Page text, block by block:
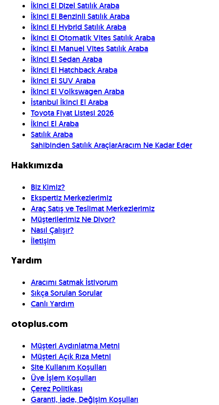
İkinci El Dizel Satılık Araba
İkinci El Benzinli Satılık Araba
İkinci El Hybrid Satılık Araba
İkinci El Otomatik Vites Satılık Araba
İkinci El Manuel Vites Satılık Araba
İkinci El Sedan Araba
İkinci El Hatchback Araba
İkinci El SUV Araba
İkinci El Volkswagen Araba
İstanbul İkinci El Araba
Toyota Fiyat Listesi 2026
İkinci El Araba
Satılık Araba
Sahibinden Satılık AraçlarAracım Ne Kadar Eder
Hakkımızda
Biz Kimiz?
Ekspertiz Merkezlerimiz
Araç Satış ve Teslimat Merkezlerimiz
Müşterilerimiz Ne Diyor?
Nasıl Çalışır?
İletişim
Yardım
Aracımı Satmak İstiyorum
Sıkça Sorulan Sorular
Canlı Yardım
otoplus.com
Müşteri Aydınlatma Metni
Müşteri Açık Rıza Metni
Site Kullanım Koşulları
Üye İşlem Koşulları
Çerez Politikası
Garanti, İade, Değişim Koşulları